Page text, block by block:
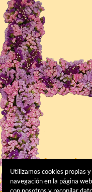
Utilizamos cookies propias
navegación en la página